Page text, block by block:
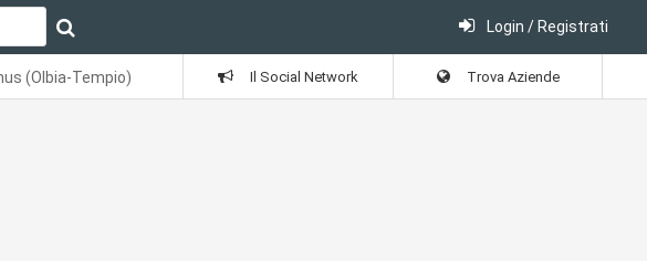
Login / Registrati
(Olbia-Tempio) Il Social Network Trova Aziende